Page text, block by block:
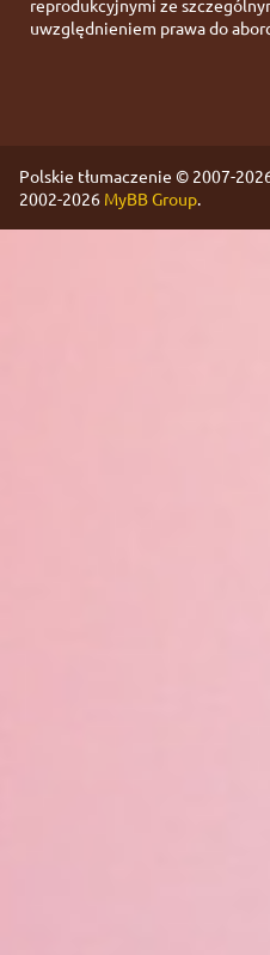
reprodukcyjnymi ze
uwzględnieniem prawa do
Polskie tłumaczenie © 2007-
2002-2026 MyBB Group.